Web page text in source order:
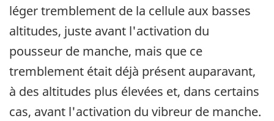
léger tremblement de la cellule aux basses
altitudes, juste avant l'activation du
pousseur de manche, mais que ce
tremblement était déjà présent auparavant,
à des altitudes plus élevées et, dans certains
cas, avant l'activation du vibreur de manche.